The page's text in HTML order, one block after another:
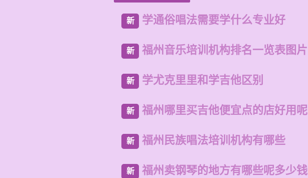
新 学通俗唱法需要学什么专业好
新 福州音乐培训机构排名一览表图片
新 学尤克里里和学吉他区别
新 福州哪里买吉他便宜点的店好用呢
新 福州民族唱法培训机构有哪些
新 福州卖钢琴的地方有哪些呢多少钱